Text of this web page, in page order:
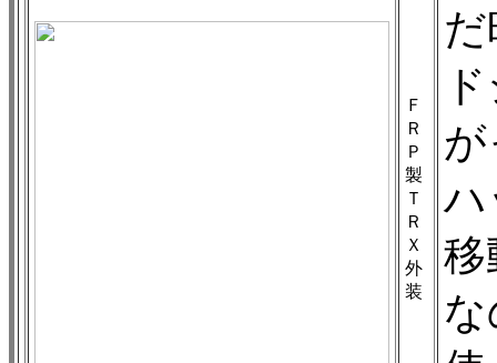
Ｆ
Ｒ
Ｐ
製
Ｔ
Ｒ
Ｘ
外
装
ハ
移